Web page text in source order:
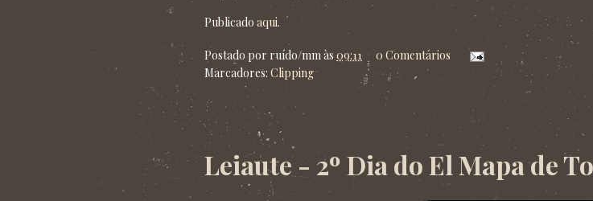
Publicado aqui.
Postado por ruído/mmàs 09:11
0 Comentários
Marcadores: Clipping
quinta-feira, 28 de novembro de 2013
Leiaute - 2º Dia do El Mapa de